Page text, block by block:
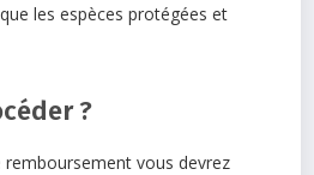
les espèces protégées et
?
vous devrez